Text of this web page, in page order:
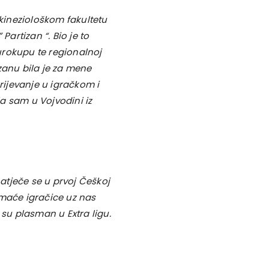
fakultetu
“. Bio je to
te regionalnoj
bila je za mene
u igračkom i
sam u Vojvodini iz
se u prvoj Češkoj
igračice uz nas
plasman u Extra ligu.